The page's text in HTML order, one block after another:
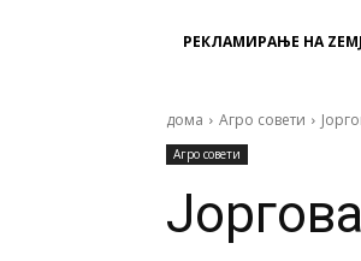
РЕКЛАМИРАЊЕ НА
дома Агро совети
Агро совети